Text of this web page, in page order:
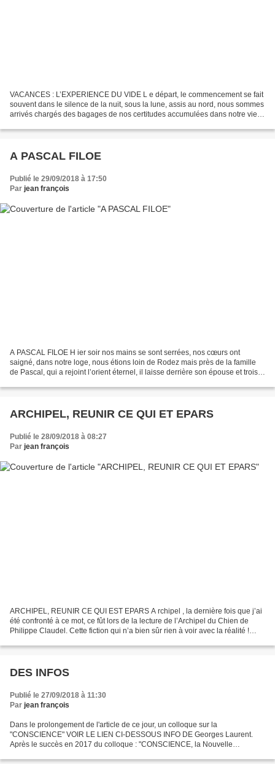
VACANCES : L’EXPERIENCE DU VIDE L e départ, le commencement se fait
souvent dans le silence de la nuit, sous la lune, assis au nord, nous sommes
arrivés chargés des bagages de nos certitudes accumulées dans notre vie
A PASCAL FILOE
Publié le 29/09/2018 à 17:50
Par jean françois
A PASCAL FILOE H ier soir nos mains se sont serrées, nos cœurs ont
saigné, dans notre loge, nous étions loin de Rodez mais près de la famille
de Pascal, qui a rejoint l’orient éternel, il laisse derrière son épouse et trois
ARCHIPEL, REUNIR CE QUI ET EPARS
Publié le 28/09/2018 à 08:27
Par jean françois
ARCHIPEL, REUNIR CE QUI EST EPARS A rchipel , la dernière fois que j’ai
été confronté à ce mot, ce fût lors de la lecture de l’Archipel du Chien de
Philippe Claudel. Cette fiction qui n’a bien sûr rien à voir avec la réalité !
DES INFOS
Publié le 27/09/2018 à 11:30
Par jean françois
Dans le prolongement de l'article de ce jour, un colloque sur la
"CONSCIENCE" VOIR LE LIEN CI-DESSOUS INFO DE Georges Laurent.
Après le succès en 2017 du colloque : "CONSCIENCE, la Nouvelle